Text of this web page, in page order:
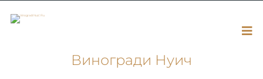
Виногради Нуич